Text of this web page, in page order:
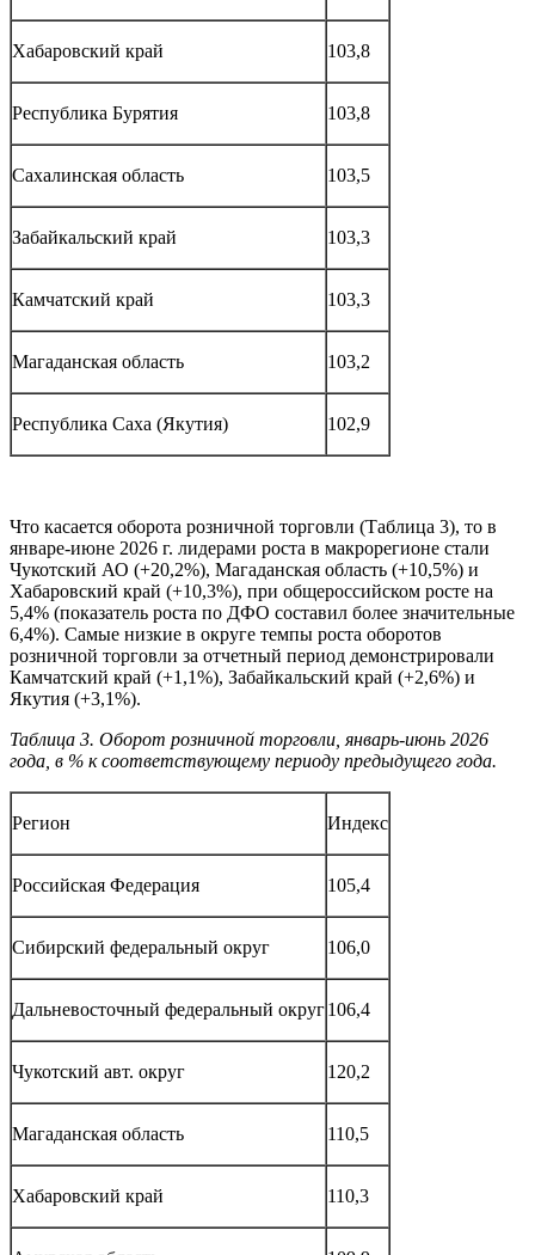
Хабаровский край 103,8
Республика Бурятия 103,8
Сахалинская область 103,5
Забайкальский край 103,3
Камчатский край 103,3
Магаданская область 103,2
Республика Саха (Якутия) 102,9
Что касается оборота розничной торговли (Таблица 3), то в
январе-июне 2026 г. лидерами роста в макрорегионе стали
Чукотский АО (+20,2%), Магаданская область (+10,5%) и
Хабаровский край (+10,3%), при общероссийском росте на
5,4% (показатель роста по ДФО составил более значительные
6,4%). Самые низкие в округе темпы роста оборотов
розничной торговли за отчетный период демонстрировали
Камчатский край (+1,1%), Забайкальский край (+2,6%) и
Якутия (+3,1%).
Таблица 3. Оборот розничной торговли, январь-июнь 2026
года, в % к соответствующему периоду предыдущего года.
Регион Индекс
Российская Федерация 105,4
Сибирский федеральный округ 106,0
Дальневосточный федеральный округ106,4
Чукотский авт. округ 120,2
Магаданская область 110,5
Хабаровский край 110,3